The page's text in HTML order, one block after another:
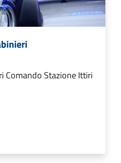
Comando Stazione Ittiri